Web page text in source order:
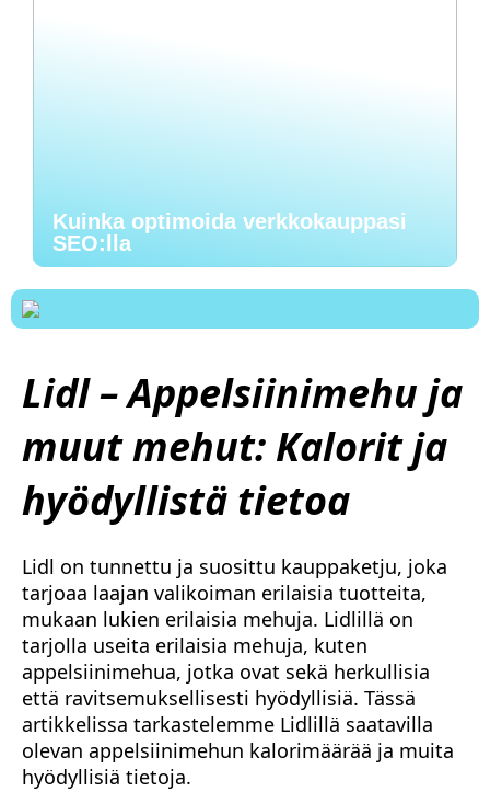
Kuinka optimoida verkkokauppasi
SEO:lla
Lidl – Appelsiinimehu ja
muut mehut: Kalorit ja
hyödyllistä tietoa
Lidl on tunnettu ja suosittu kauppaketju, joka
tarjoaa laajan valikoiman erilaisia tuotteita,
mukaan lukien erilaisia mehuja. Lidlillä on
tarjolla useita erilaisia mehuja, kuten
appelsiinimehua, jotka ovat sekä herkullisia
että ravitsemuksellisesti hyödyllisiä. Tässä
artikkelissa tarkastelemme Lidlillä saatavilla
olevan appelsiinimehun kalorimäärää ja muita
hyödyllisiä tietoja.